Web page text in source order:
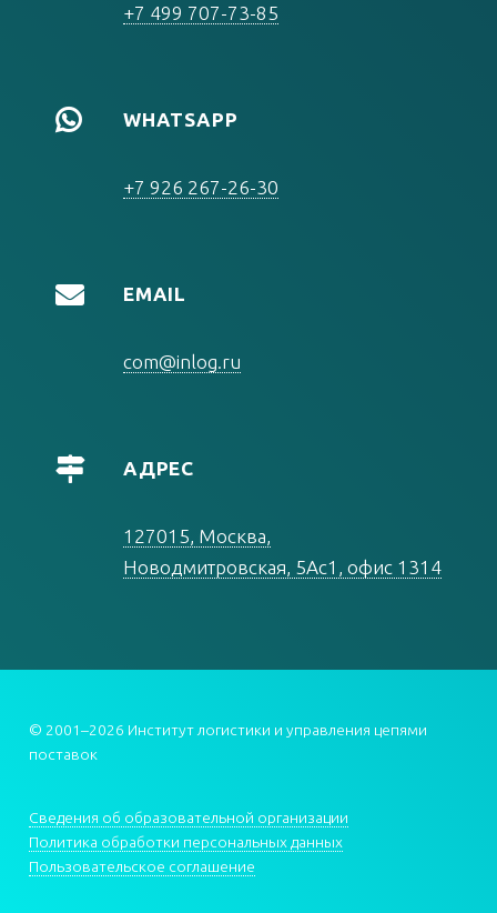
+7 499 707-73-85
WHATSAPP
+7 926 267-26-30
EMAIL
com@inlog.ru
АДРЕС
127015, Москва,
Новодмитровская, 5Ас1, офис 1314
© 2001–2026 Институт логистики и управления цепями
поставок
Сведения об образовательной организации
Политика обработки персональных данных
Пользовательское соглашение